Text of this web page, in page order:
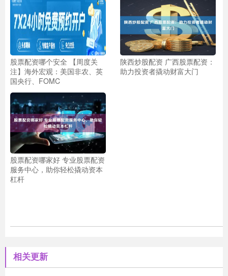
股票配资哪个安全 【周度关
注】海外宏观：美国非农、英
国央行、FOMC
陕西炒股配资 广西股票配资：
助力投资者撬动财富大门
股票配资哪家好 专业股票配资
服务中心，助你轻松撬动资本
杠杆
相关更新